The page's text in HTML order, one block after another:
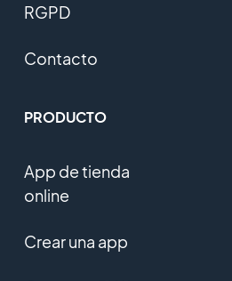
RGPD
Contacto
PRODUCTO
App de tienda
online
Crear una app